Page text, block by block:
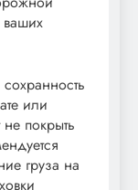
или
покрыть
груза на